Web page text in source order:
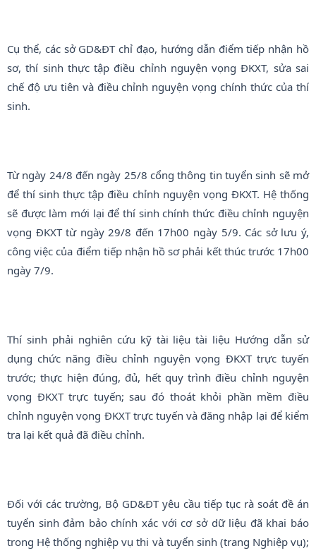
Cụ thể, các sở GD&ĐT chỉ đạo, hướng dẫn điểm tiếp nhận hồ
sơ, thí sinh thực tập điều chỉnh nguyện vọng ĐKXT, sửa sai
chế độ ưu tiên và điều chỉnh nguyện vọng chính thức của thí
sinh.
Từ ngày 24/8 đến ngày 25/8 cổng thông tin tuyển sinh sẽ mở
để thí sinh thực tập điều chỉnh nguyện vọng ĐKXT. Hệ thống
sẽ được làm mới lại để thí sinh chính thức điều chỉnh nguyện
vọng ĐKXT từ ngày 29/8 đến 17h00 ngày 5/9. Các sở lưu ý,
công việc của điểm tiếp nhận hồ sơ phải kết thúc trước 17h00
ngày 7/9.
Thí sinh phải nghiên cứu kỹ tài liệu tài liệu Hướng dẫn sử
dụng chức năng điều chỉnh nguyện vọng ĐKXT trực tuyến
trước; thực hiện đúng, đủ, hết quy trình điều chỉnh nguyện
vọng ĐKXT trực tuyến; sau đó thoát khỏi phần mềm điều
chỉnh nguyện vọng ĐKXT trực tuyến và đăng nhập lại để kiểm
tra lại kết quả đã điều chỉnh.
Đối với các trường, Bộ GD&ĐT yêu cầu tiếp tục rà soát đề án
tuyển sinh đảm bảo chính xác với cơ sở dữ liệu đã khai báo
trong Hệ thống nghiệp vụ thi và tuyển sinh (trang Nghiệp vụ);